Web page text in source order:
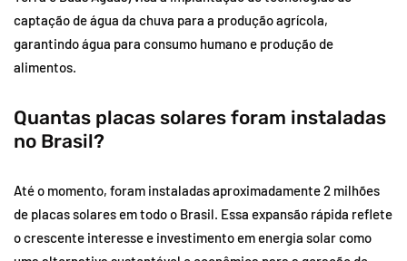
captação de água da chuva para a produção agrícola,
garantindo água para consumo humano e produção de
alimentos.
Quantas placas solares foram instaladas
no Brasil?
Até o momento, foram instaladas aproximadamente 2 milhões
de placas solares em todo o Brasil. Essa expansão rápida reflete
o crescente interesse e investimento em energia solar como